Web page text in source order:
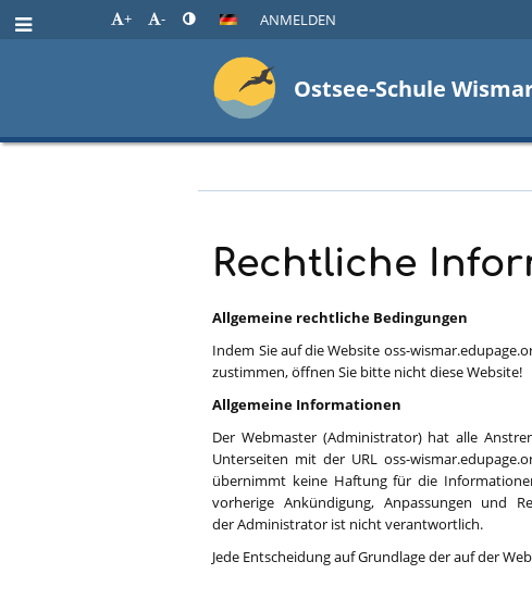
+ - ANMELDEN
Ostsee-Schule
Rechtliche
Informationen
Rechtliche
Allgemeine rechtliche Bedingungen
Indem Sie auf die Website oss-
zustimmen, öffnen Sie bitte nicht diese Website!
Allgemeine Informationen
Der Webmaster (Administrator) hat alle
Unterseiten mit der URL oss-
übernimmt keine Haftung für die
vorherige Ankündigung, Anpassungen und
der Administrator ist nicht verantwortlich.
Jede Entscheidung auf Grundlage der auf der